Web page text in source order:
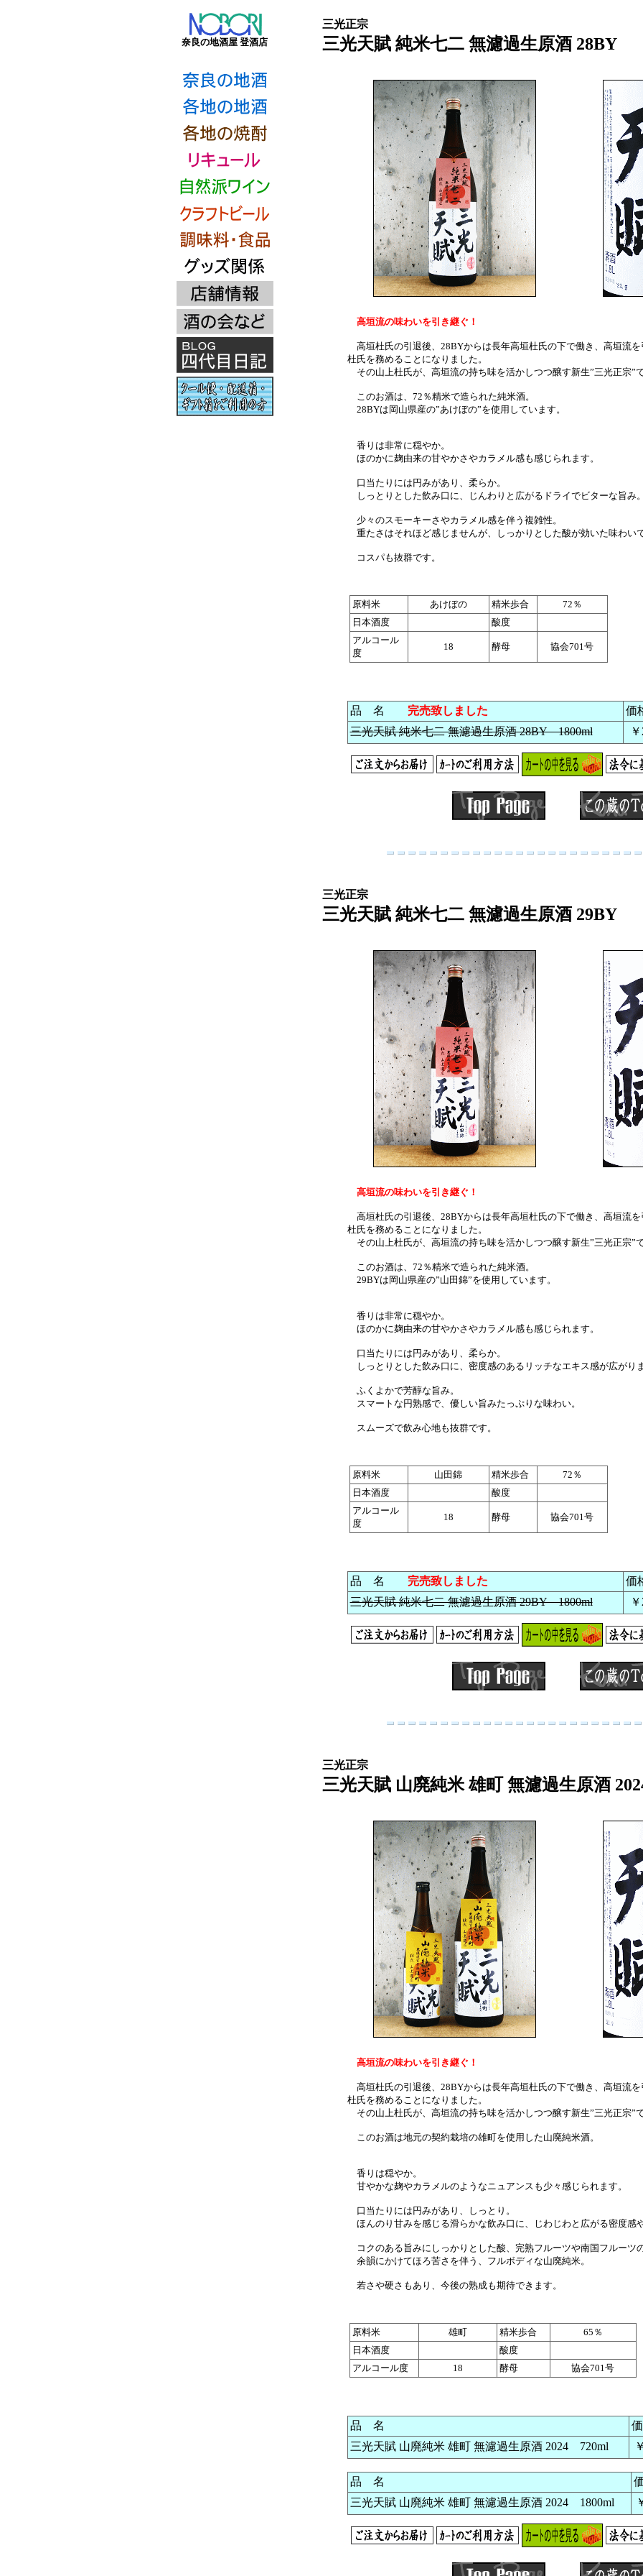
奈良の地酒屋 登酒店
三光正宗
三光天賦 純米七二 無濾過生原酒 28BY
高垣流の味わいを引き継ぐ！
高垣杜氏の引退後、28BYからは長年高垣杜氏の下で働き、高垣流を
杜氏を務めることになりました。
その山上杜氏が、高垣流の持ち味を活かしつつ醸す新生”三光正宗”
このお酒は、72％精米で造られた純米酒。
28BYは岡山県産の”あけぼの”を使用しています。
香りは非常に穏やか。
ほのかに麹由来の甘やかさやカラメル感も感じられます。
口当たりには円みがあり、柔らか。
しっとりとした飲み口に、じんわりと広がるドライでビターな旨み
少々のスモーキーさやカラメル感を伴う複雑性。
重たさはそれほど感じませんが、しっかりとした酸が効いた味わい
コスパも抜群です。
原料米 あけぼの 精米歩合
72％
日本酒度
酸度
アルコール
度
18 酵母 協会701号
品 名 完売致しました
価
三光天賦 純米七二 無濾過生原酒 28BY 1800ml
三光正宗
三光天賦 純米七二 無濾過生原酒 29BY
高垣流の味わいを引き継ぐ！
高垣杜氏の引退後、28BYからは長年高垣杜氏の下で働き、高垣流を
杜氏を務めることになりました。
その山上杜氏が、高垣流の持ち味を活かしつつ醸す新生”三光正宗”
このお酒は、72％精米で造られた純米酒。
29BYは岡山県産の”山田錦”を使用しています。
香りは非常に穏やか。
ほのかに麹由来の甘やかさやカラメル感も感じられます。
口当たりには円みがあり、柔らか。
しっとりとした飲み口に、密度感のあるリッチなエキス感が広がり
ふくよかで芳醇な旨み。
スマートな円熟感で、優しい旨みたっぷりな味わい。
スムーズで飲み心地も抜群です。
原料米 山田錦 精米歩合
72％
日本酒度
酸度
アルコール
度
18 酵母 協会701号
品 名 完売致しました
価
三光天賦 純米七二 無濾過生原酒 29BY 1800ml
三光正宗
三光天賦 山廃純米 雄町 無濾過生原酒
高垣流の味わいを引き継ぐ！
高垣杜氏の引退後、28BYからは長年高垣杜氏の下で働き、高垣流を
杜氏を務めることになりました。
その山上杜氏が、高垣流の持ち味を活かしつつ醸す新生”三光正宗”
このお酒は地元の契約栽培の雄町を使用した山廃純米酒。
香りは穏やか。
甘やかな麹やカラメルのようなニュアンスも少々感じられます。
口当たりには円みがあり、しっとり。
ほんのり甘みを感じる滑らかな飲み口に、じわじわと広がる密度感
コクのある旨みにしっかりとした酸、完熟フルーツや南国フルーツ
余韻にかけてほろ苦さを伴う、フルボディな山廃純米。
若さや硬さもあり、今後の熟成も期待できます。
原料米 雄町 精米歩合
65％
日本酒度
酸度
アルコール度
18 酵母 協会701号
品 名
三光天賦 山廃純米 雄町 無濾過生原酒 2024 720ml
品 名
三光天賦 山廃純米 雄町 無濾過生原酒 2024 1800ml